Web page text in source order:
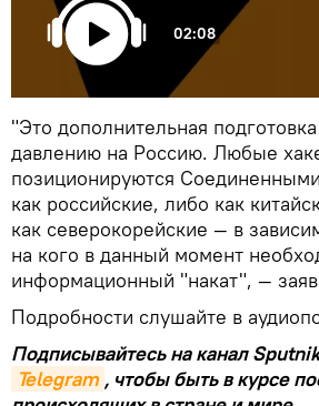
02:08
"Это дополнительная
давлению на Россию. Любые
позиционируются
как российские, либо как
как северокорейские — в
на кого в данный момент
информационный "накат", —
Подробности слушайте в
Подписывайтесь на канал
Telegram , чтобы быть в курсе